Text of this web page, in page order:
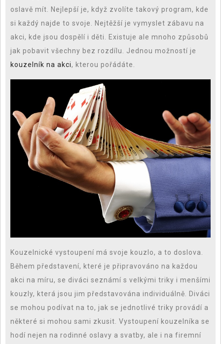
oslavě mít. Nejlepší je, když zvolíte takový program, kde
si každý najde to svoje. Nejtěžší je vymyslet zábavu na
akci, kde jsou dospělí i děti. Existuje ale mnoho způsobů
jak pobavit všechny bez rozdílu. Jednou možností je
kouzelník na akci, kterou pořádáte.
Kouzelnické vystoupení má svoje kouzlo, a to doslova.
Během představení, které je připravováno na každou
akci na míru, se diváci seznámí s velkými triky i menšími
kouzly, která jsou jim představována individuálně. Diváci
se mohou podívat na to, jak se jednotlivé triky provádí a
některé si mohou sami zkusit. Vystoupení kouzelníka se
hodí nejen na rodinné oslavy a svatby, ale i na firemní